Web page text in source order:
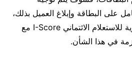
على البطاقة وإبلاغ العميل بذلك،
وكذا إبلاغ الشركة المصرية للاستعلام الائتماني I-Score مع
في هذا الشأن.